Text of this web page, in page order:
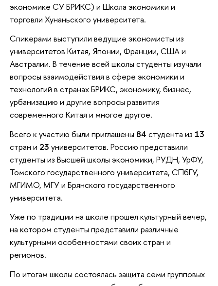
экономике СУ БРИКС) и Школа экономики и
торговли Хунаньского университета.
Спикерами выступили ведущие экономисты из
университетов Китая, Японии, Франции, США и
Австралии. В течение всей школы студенты изучали
вопросы взаимодействия в сфере экономики и
технологий в странах БРИКС, экономику, бизнес,
урбанизацию и другие вопросы развития
современного Китая и многое другое.
Всего к участию были приглашены 84 студента из 13
стран и 23 университетов. Россию представили
студенты из Высшей школы экономики, РУДН, УрФУ,
Томского государственного университета, СПбГУ,
МГИМО, МГУ и Брянского государственного
университета.
Уже по традиции на школе прошел культурный вечер,
на котором студенты представили различные
культурными особенностями своих стран и
регионов.
По итогам школы состоялась защита семи групповых